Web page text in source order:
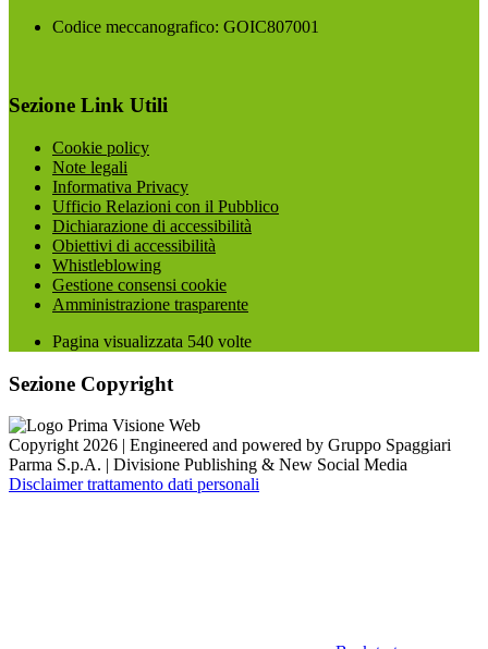
Codice meccanografico: GOIC807001
Sezione Link Utili
Cookie policy
Note legali
Informativa Privacy
Ufficio Relazioni con il Pubblico
Dichiarazione di accessibilità
Obiettivi di accessibilità
Whistleblowing
Gestione consensi cookie
Amministrazione trasparente
Pagina visualizzata 540 volte
Sezione Copyright
Copyright 2026 | Engineered and powered by Gruppo Spaggiari
Parma S.p.A. | Divisione Publishing & New Social Media
Disclaimer trattamento dati personali